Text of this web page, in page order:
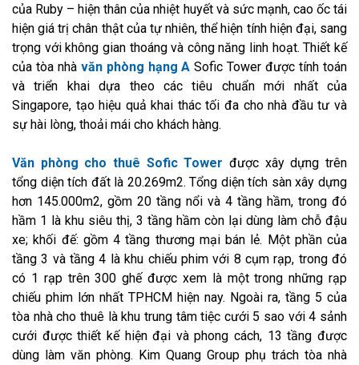
của Ruby – hiện thân của nhiệt huyết và sức mạnh, cao ốc tái
hiện giá trị chân thật của tự nhiên, thể hiện tính hiện đại, sang
trọng với không gian thoáng và công năng linh hoạt. Thiết kế
của tòa nhà văn phòng hạng A Sofic Tower được tính toán
và triển khai dựa theo các tiêu chuẩn mới nhất của
Singapore, tạo hiệu quả khai thác tối đa cho nhà đầu tư và
sự hài lòng, thoải mái cho khách hàng.
Văn phòng cho thuê Sofic Tower được xây dựng trên
tổng diện tích đất là 20.269m2. Tổng diện tích sàn xây dựng
hơn 145.000m2, gồm 20 tầng nổi và 4 tầng hầm, trong đó
hầm 1 là khu siêu thị, 3 tầng hầm còn lại dùng làm chỗ đậu
xe; khối đế: gồm 4 tầng thương mại bán lẻ. Một phần của
tầng 3 và tầng 4 là khu chiếu phim với 8 cụm rạp, trong đó
có 1 rạp trên 300 ghế được xem là một trong những rạp
chiếu phim lớn nhất TPHCM hiện nay. Ngoài ra, tầng 5 của
tòa nhà cho thuê là khu trung tâm tiệc cưới 5 sao với 4 sảnh
cưới được thiết kế hiện đại và phong cách, 13 tầng được
dùng làm văn phòng. Kim Quang Group phụ trách tòa nhà